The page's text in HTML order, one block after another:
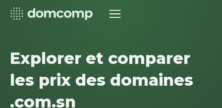
Explorer et comparer
les prix des domaines
.com.sn